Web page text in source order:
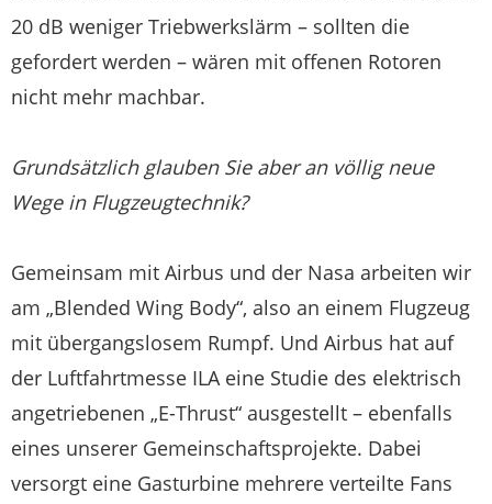
20 dB weniger Triebwerkslärm – sollten die
gefordert werden – wären mit offenen Rotoren
nicht mehr machbar.
Grundsätzlich glauben Sie aber an völlig neue
Wege in Flugzeugtechnik?
Gemeinsam mit Airbus und der Nasa arbeiten wir
am „Blended Wing Body“, also an einem Flugzeug
mit übergangslosem Rumpf. Und Airbus hat auf
der Luftfahrtmesse ILA eine Studie des elektrisch
angetriebenen „E-Thrust“ ausgestellt – ebenfalls
eines unserer Gemeinschaftsprojekte. Dabei
versorgt eine Gasturbine mehrere verteilte Fans